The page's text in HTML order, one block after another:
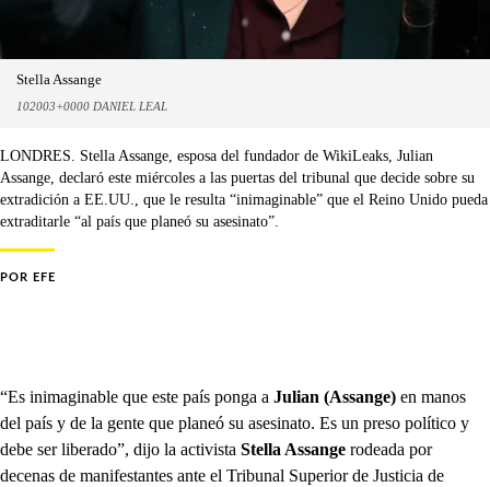
Stella Assange
102003+0000 DANIEL LEAL
LONDRES. Stella Assange, esposa del fundador de WikiLeaks, Julian
Assange, declaró este miércoles a las puertas del tribunal que decide sobre su
extradición a EE.UU., que le resulta “inimaginable” que el Reino Unido pueda
extraditarle “al país que planeó su asesinato”.
POR EFE
“Es inimaginable que este país ponga a Julian (Assange) en manos
del país y de la gente que planeó su asesinato. Es un preso político y
debe ser liberado”, dijo la activista Stella Assange rodeada por
decenas de manifestantes ante el Tribunal Superior de Justicia de